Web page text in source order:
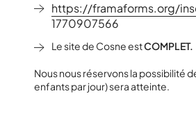
https://framaforms.org/
1770907566
Le site de Cosne estCOMPLET.
Nous nous réservons la possibilité
enfants par jour) sera atteinte.